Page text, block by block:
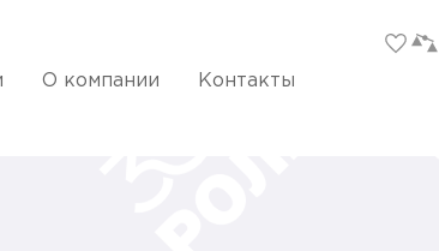
О компании Контакты